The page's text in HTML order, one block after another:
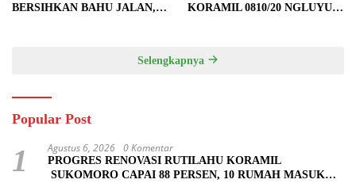
BERSIHKAN BAHU JALAN,
KORAMIL 0810/20 NGLUYU
Selengkapnya
Popular Post
1 Agustus 6, 2026 0 Komentar
PROGRES RENOVASI RUTILAHU KORAMIL
SUKOMORO CAPAI 88 PERSEN, 10 RUMAH MASUK